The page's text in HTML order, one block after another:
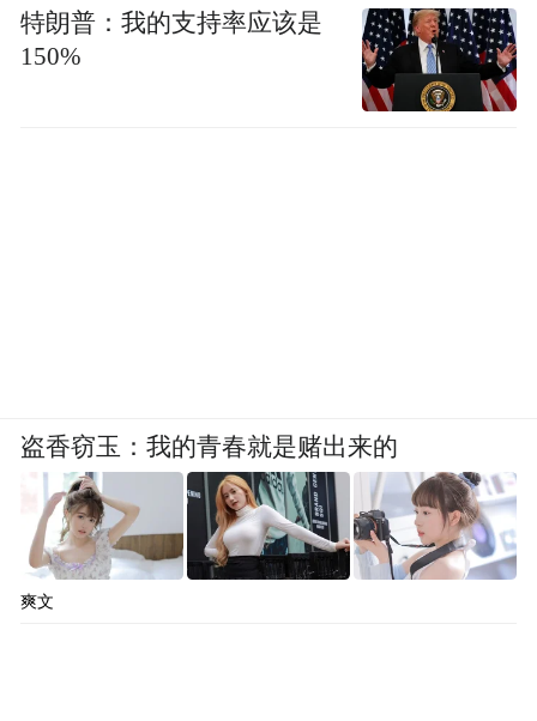
特朗普：我的支持率应该是
150%
盗香窃玉：我的青春就是赌出来的
爽文